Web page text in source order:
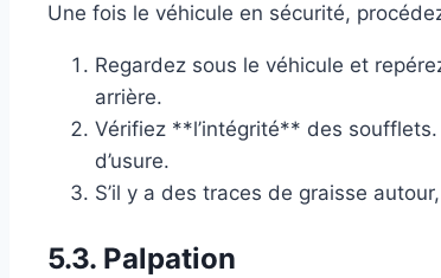
Une fois le véhicule en sécurité,
Regardez sous le véhicule et
arrière.
Vérifiez **l’intégrité** des
d’usure.
S’il y a des traces de graisse
5.3. Palpation